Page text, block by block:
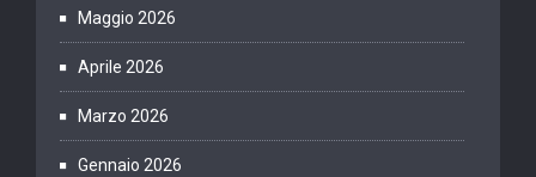
Maggio 2026
Aprile 2026
Marzo 2026
Gennaio 2026